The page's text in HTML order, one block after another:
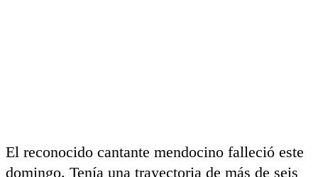
El reconocido cantante mendocino falleció este
domingo. Tenía una trayectoria de más de seis